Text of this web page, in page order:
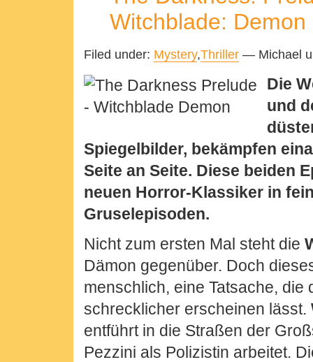
Witchblade: Demon
Filed under: Mystery,Thriller — Michael
Die
und
Spiegelbilder, bekämpfen
Seite an Seite. Diese beiden
neuen Horror-Klassiker in
Gruselepisoden.
Nicht zum ersten Mal steht die
Dämon gegenüber. Doch
menschlich, eine Tatsache, die
schrecklicher erscheinen lässt.
entführt in die Straßen der
Pezzini als Polizistin arbeitet.